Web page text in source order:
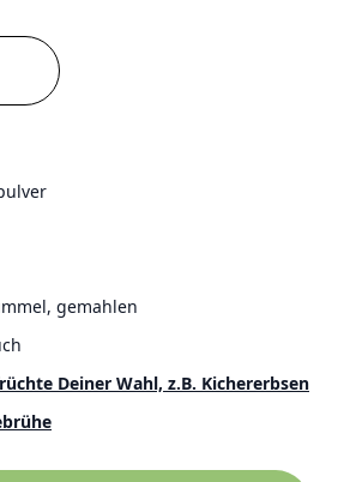
gemahlen
Deiner Wahl, z.B. Kichererbsen